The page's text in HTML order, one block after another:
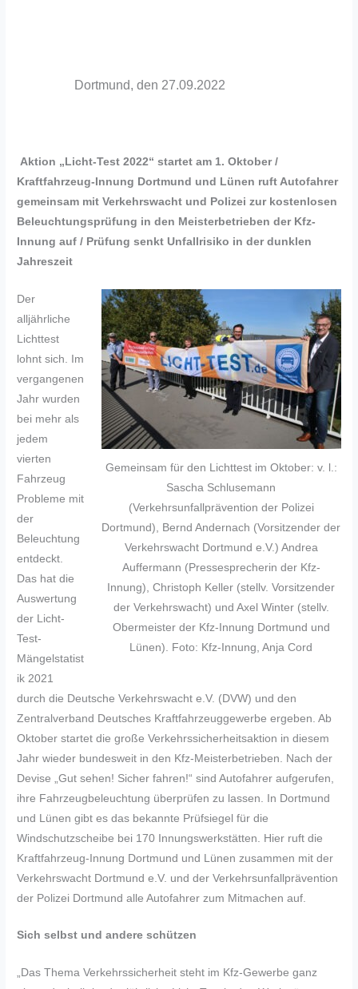
Dortmund, den 27.09.2022
Aktion „Licht-Test 2022“ startet am 1. Oktober /
Kraftfahrzeug-Innung Dortmund und Lünen ruft Autofahrer
gemeinsam mit Verkehrswacht und Polizei zur kostenlosen
Beleuchtungsprüfung in den Meisterbetrieben der Kfz-
Innung auf / Prüfung senkt Unfallrisiko in der dunklen
Jahreszeit
Gemeinsam für den Lichttest im Oktober: v. l.:
Sascha Schlusemann
(Verkehrsunfallprävention der Polizei
Dortmund), Bernd Andernach (Vorsitzender der
Verkehrswacht Dortmund e.V.) Andrea
Auffermann (Pressesprecherin der Kfz-
Innung), Christoph Keller (stellv. Vorsitzender
der Verkehrswacht) und Axel Winter (stellv.
Obermeister der Kfz-Innung Dortmund und
Lünen). Foto: Kfz-Innung, Anja Cord
Der
alljährliche
Lichttest
lohnt sich. Im
vergangenen
Jahr wurden
bei mehr als
jedem
vierten
Fahrzeug
Probleme mit
der
Beleuchtung
entdeckt.
Das hat die
Auswertung
der Licht-
Test-
Mängelstatist
ik 2021
durch die Deutsche Verkehrswacht e.V. (DVW) und den
Zentralverband Deutsches Kraftfahrzeuggewerbe ergeben. Ab
Oktober startet die große Verkehrssicherheitsaktion in diesem
Jahr wieder bundesweit in den Kfz-Meisterbetrieben. Nach der
Devise „Gut sehen! Sicher fahren!“ sind Autofahrer aufgerufen,
ihre Fahrzeugbeleuchtung überprüfen zu lassen. In Dortmund
und Lünen gibt es das bekannte Prüfsiegel für die
Windschutzscheibe bei 170 Innungswerkstätten. Hier ruft die
Kraftfahrzeug-Innung Dortmund und Lünen zusammen mit der
Verkehrswacht Dortmund e.V. und der Verkehrsunfallprävention
der Polizei Dortmund alle Autofahrer zum Mitmachen auf.
Sich selbst und andere schützen
„Das Thema Verkehrssicherheit steht im Kfz-Gewerbe ganz